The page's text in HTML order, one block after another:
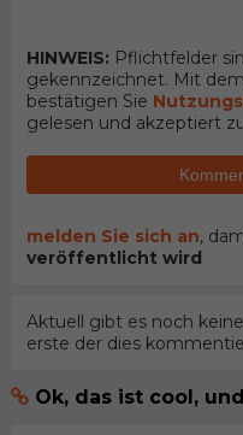
HINWEIS: Pflichtfelder
gekennzeichnet. Mit
bestätigen Sie
gelesen und akzeptiert
melden Sie sich an,
veröffentlicht wird
Aktuell gibt es noch
erste der dies
Ok, das ist cool,